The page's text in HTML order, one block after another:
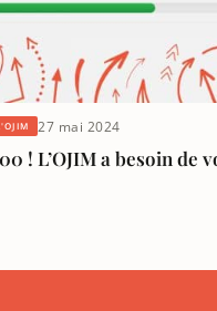
27 mai 2024
! L’OJIM a besoin de